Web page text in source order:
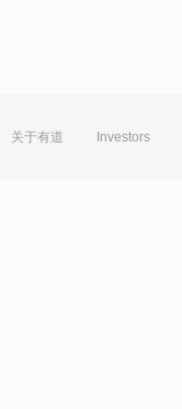
关于有道 Investors